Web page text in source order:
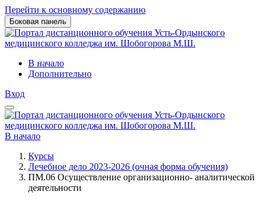
Перейти к основному содержанию
Боковая панель
В начало
Дополнительно
Вход
В начало
Курсы
Лечебное дело 2023-2026 (очная форма обучения)
ПМ.06 Осуществление организационно- аналитической
деятельности